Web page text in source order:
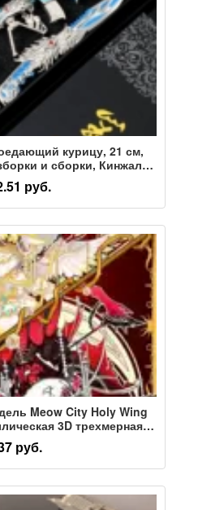
курицу, 21 см,
и сборки, Кинжал
Модель из сплава
дракона, Украшение
руб.
Meow City Holy Wing
3D трехмерная
DIY Модель игрушки для
вышивкой
руб.